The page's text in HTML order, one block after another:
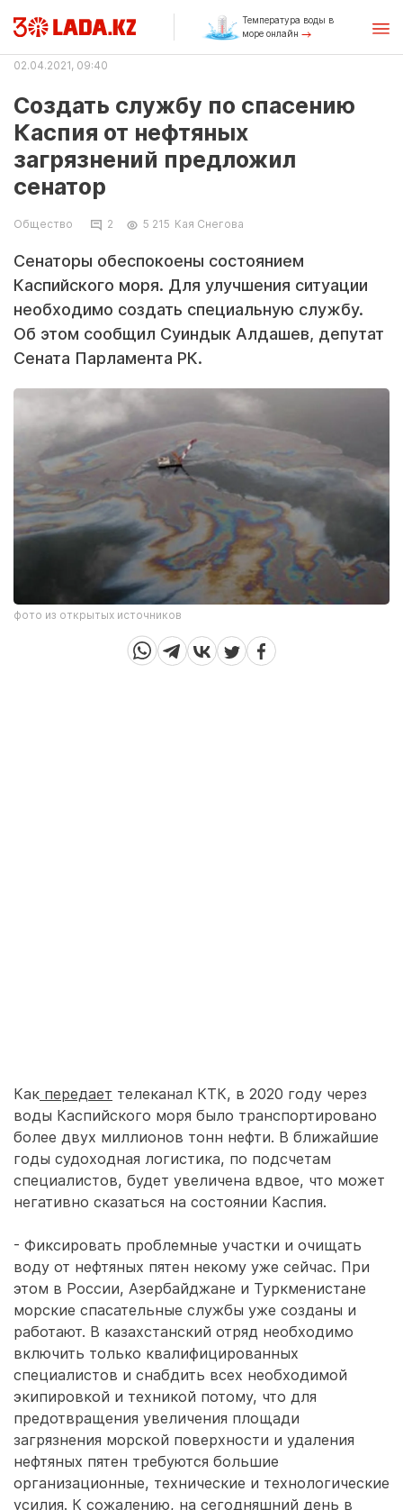
Температура воды в
море онлайн
02.04.2021, 09:40
Создать службу по спасению
Каспия от нефтяных
загрязнений предложил
сенатор
Общество 2 5 215 Кая Снегова
Сенаторы обеспокоены состоянием
Каспийского моря. Для улучшения ситуации
необходимо создать специальную службу.
Об этом сообщил Суиндык Алдашев, депутат
Сената Парламента РК.
фото из открытых источников
Как передает телеканал КТК, в 2020 году через
воды Каспийского моря было транспортировано
более двух миллионов тонн нефти. В ближайшие
годы судоходная логистика, по подсчетам
специалистов, будет увеличена вдвое, что может
негативно сказаться на состоянии Каспия.
- Фиксировать проблемные участки и очищать
воду от нефтяных пятен некому уже сейчас. При
этом в России, Азербайджане и Туркменистане
морские спасательные службы уже созданы и
работают. В казахстанский отряд необходимо
включить только квалифицированных
специалистов и снабдить всех необходимой
экипировкой и техникой потому, что для
предотвращения увеличения площади
загрязнения морской поверхности и удаления
нефтяных пятен требуются большие
организационные, технические и технологические
усилия. К сожалению, на сегодняшний день в